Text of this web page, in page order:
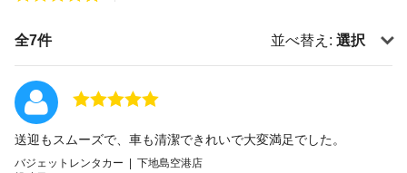
全7件 並べ替え: 選択
送迎もスムーズで、車も清潔できれいで大変満足でした。
バジェットレンタカー | 下地島空港店